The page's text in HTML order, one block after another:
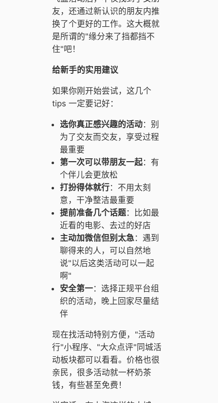
友，还通过新认识的朋友内推
换了个更好的工作。这大概就
是所谓的"缘分来了挡都挡不
住"吧！
给新手的实用建议
如果你刚开始尝试，这几个
tips 一定要记好：
选你真正感兴趣的活动：别
为了交友而交友，享受过程
最重要
第一次可以带朋友一起：有
个伴儿会更放松
打扮得体就行：不用太刻
意，干净整洁最重要
提前准备几个话题：比如最
近看的电影、去过的好店
主动加微信但别太急 ：遇到
聊得来的人，可以自然地
说"以后这类活动可以一起
啊"
安全第一：选择正规平台组
织的活动，晚上回家尽量结
伴
现在找活动特别方便，"活动
行"小程序、"大众点评"同城活
动板块都可以看看。价格也很
亲民，很多活动就一杯奶茶
钱，有些甚至免费！